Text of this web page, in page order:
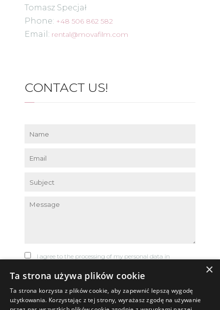
Tomasz Specjał
Phone: +48 506 862 582
Email: rental@movafilm.com
CONTACT US!
I agree to the processing of my personal data in
×
Ta strona używa plików cookie
Ta strona korzysta z plików cookie, aby zapewnić lepszą wygodę
użytkowania. Korzystając z tej strony, wyrażasz zgodę na używanie